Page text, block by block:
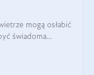
mogą osłabić
świadoma